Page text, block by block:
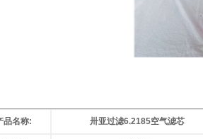
品名称: 卅亚过滤6.2185空气滤芯